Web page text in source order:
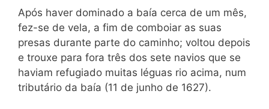
Após haver dominado a baía cerca de um mês,
fez-se de vela, a fim de comboiar as suas
presas durante parte do caminho; voltou depois
e trouxe para fora três dos sete navios que se
haviam refugiado muitas léguas rio acima, num
tributário da baía (11 de junho de 1627).